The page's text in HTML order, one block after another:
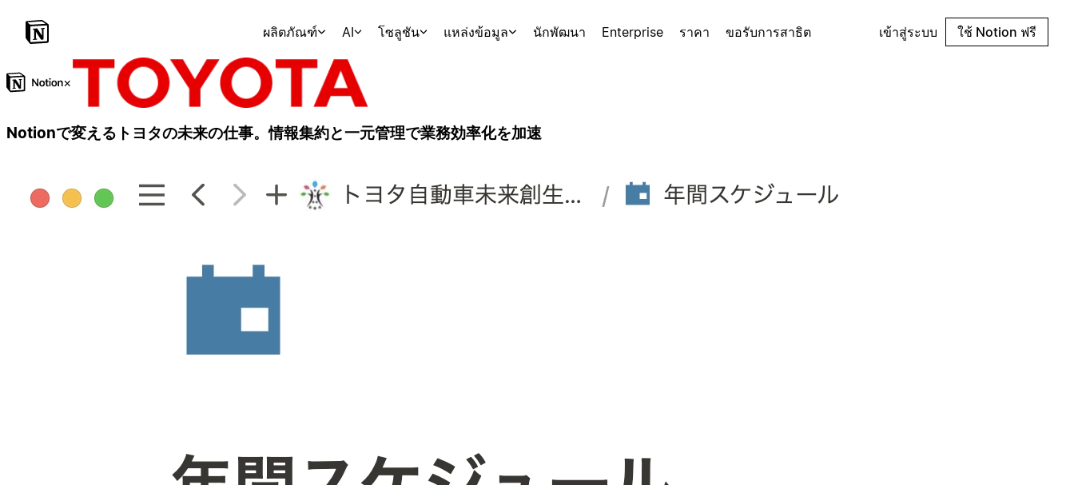
ผลิตภัณฑ์ AI โซลูชัน แหล่งข้อมูล นักพัฒนา Enterprise ราคา ขอรับการสาธิต เข้าสู่ระบบ ใช้ Notion ฟรี
×
Notionで変えるトヨタの未来の仕事。情報集約と一元管理で業務効率化を加速